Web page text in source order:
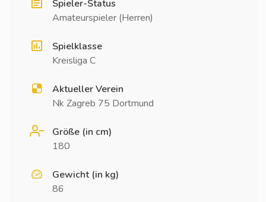
Spieler-Status
Amateurspieler (Herren)
Spielklasse
Kreisliga C
Aktueller Verein
Nk Zagreb 75 Dortmund
Größe (in cm)
180
Gewicht (in kg)
86